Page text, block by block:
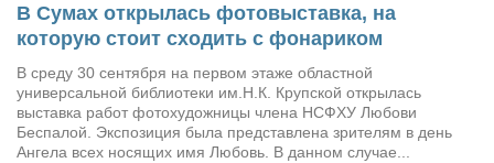
Литературный конкурс «Я люблю Украину»
Конкурс «Колибри — детям!» 2014
Конкурс «Колибри» 2013
Интервью
В Сумах открылась фотовыставка, на
которую стоит сходить с фонариком
В среду 30 сентября на первом этаже областной
универсальной библиотеки им.Н.К. Крупской открылась
выставка работ фотохудожницы члена НСФХУ Любови
Беспалой. Экспозиция была представлена зрителям в день
Ангела всех носящих имя Любовь. В данном случае...